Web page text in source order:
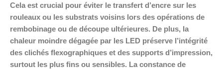
Cela est crucial pour éviter le transfert d’encre sur les
rouleaux ou les substrats voisins lors des opérations de
rembobinage ou de découpe ultérieures. De plus, la
chaleur moindre dégagée par les LED préserve l’intégrité
des clichés flexographiques et des supports d’impression,
surtout les plus fins ou sensibles. La constance de